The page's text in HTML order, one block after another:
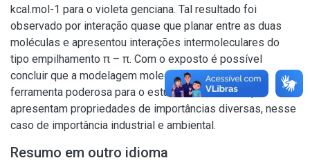
kcal.mol-1 para o violeta genciana. Tal resultado foi
observado por interação quase que planar entre as duas
moléculas e apresentou interações intermoleculares do
tipo empilhamento π – π. Com o exposto é possível
concluir que a modelagem molecular pode ser uma
ferramenta poderosa para o estudo de materiais que
apresentam propriedades de importâncias diversas, nesse
caso de importância industrial e ambiental.
Resumo em outro idioma